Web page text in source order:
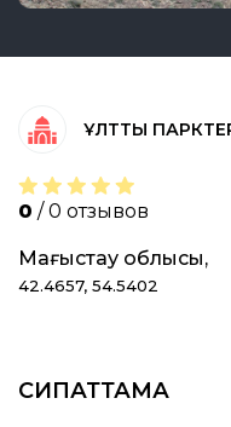
ҰЛТТЫҚ
0 / 0 отзывов
Маңғыстау облысы,
42.4657, 54.5402
СИПАТТАМА